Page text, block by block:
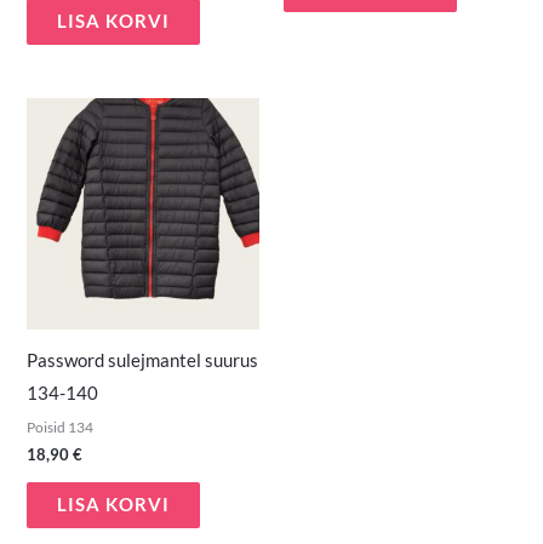
LISA KORVI
Password sulejmantel suurus
134-140
Poisid 134
18,90€
LISA KORVI